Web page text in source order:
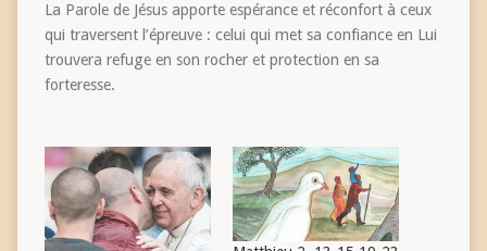
La Parole de Jésus apporte espérance et réconfort à ceux
qui traversent l’épreuve : celui qui met sa confiance en Lui
trouvera refuge en son rocher et protection en sa
forteresse.